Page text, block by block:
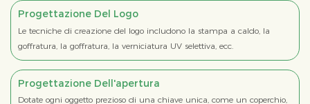
Progettazione Del Logo
Le tecniche di creazione del logo includono la stampa a caldo, la
goffratura, la goffratura, la verniciatura UV selettiva, ecc.
Progettazione Dell'apertura
Dotate ogni oggetto prezioso di una chiave unica, come un coperchio,